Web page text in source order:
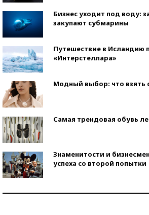
Бизнес уходит под воду:
закупают субмарины
Путешествие в Исландию
«Интерстеллара»
Модный выбор: что взять
Самая трендовая обувь
Знаменитости и
успеха со второй попытки